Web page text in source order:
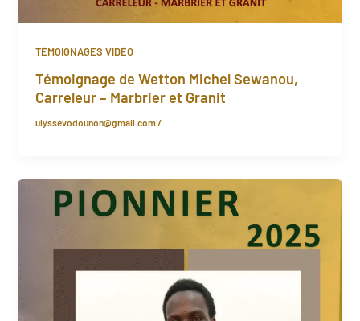
TÉMOIGNAGES VIDÉO
Témoignage de Wetton Michel Sewanou,
Carreleur – Marbrier et Granit
ulyssevodounon@gmail.com /